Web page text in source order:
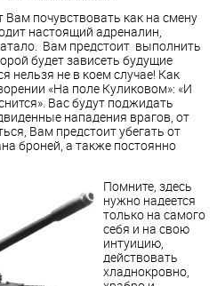
Вам почувствовать как на смену
настоящий адреналин,
Вам предстоит выполнить
будет зависеть будущие
нельзя не в коем случае! Как
«На поле Куликовом»: «И
Вас будут поджидать
нападения врагов, от
Вам предстоит убегать от
броней, а также постоянно
Помните, здесь
нужно надеется
только на самого
себя и на свою
интуицию,
действовать
хладнокровно,